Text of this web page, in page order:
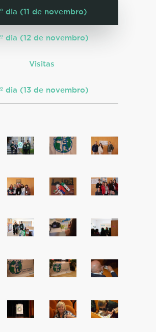
dia (11 de novembro)
dia (12 de novembro)
Visitas
dia (13 de novembro)